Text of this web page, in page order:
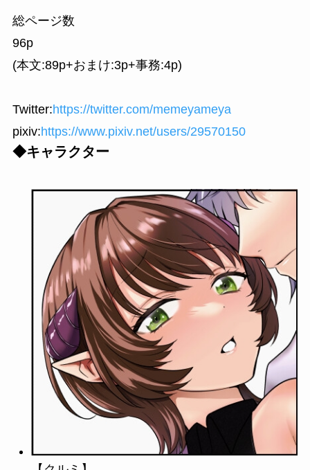
総ページ数
96p
(本文:89p+おまけ:3p+事務:4p)
Twitter:https://twitter.com/memeyameya
pixiv:https://www.pixiv.net/users/29570150
◆キャラクター